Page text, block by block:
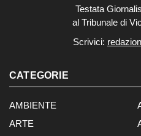
Testata
al Tribunale di
Scrivici:
CATEGORIE
AMBIENTE
ARTE